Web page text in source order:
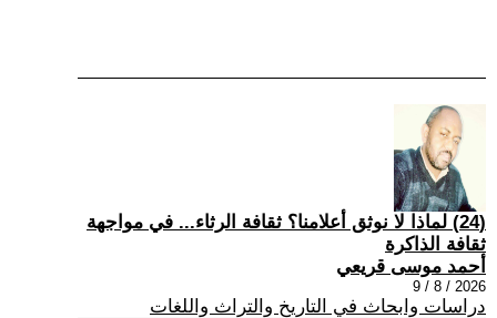
(24) لماذا لا نوثق أعلامنا؟ ثقافة الرثاء... في مواجهة
ثقافة الذاكرة
أحمد موسى قريعي
2026 / 8 / 9
دراسات وابحاث في التاريخ والتراث واللغات